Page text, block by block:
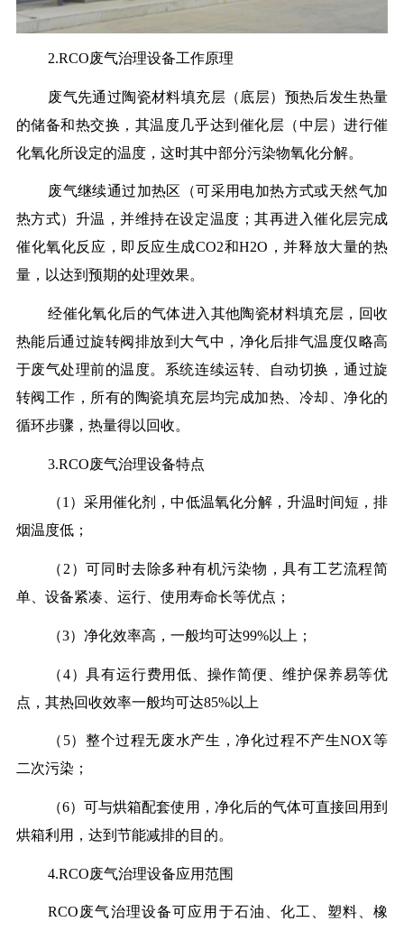
2.RCO废气治理设备工作原理
废气先通过陶瓷材料填充层（底层）预热后发生热量
的储备和热交换，其温度几乎达到催化层（中层）进行催
化氧化所设定的温度，这时其中部分污染物氧化分解。
废气继续通过加热区（可采用电加热方式或天然气加
热方式）升温，并维持在设定温度；其再进入催化层完成
催化氧化反应，即反应生成CO2和H2O，并释放大量的热
量，以达到预期的处理效果。
经催化氧化后的气体进入其他陶瓷材料填充层，回收
热能后通过旋转阀排放到大气中，净化后排气温度仅略高
于废气处理前的温度。系统连续运转、自动切换，通过旋
转阀工作，所有的陶瓷填充层均完成加热、冷却、净化的
循环步骤，热量得以回收。
3.RCO废气治理设备特点
（1）采用催化剂，中低温氧化分解，升温时间短，排
烟温度低；
（2）可同时去除多种有机污染物，具有工艺流程简
单、设备紧凑、运行、使用寿命长等优点；
（3）净化效率高，一般均可达99%以上；
（4）具有运行费用低、操作简便、维护保养易等优
点，其热回收效率一般均可达85%以上
（5）整个过程无废水产生，净化过程不产生NOX等
二次污染；
（6）可与烘箱配套使用，净化后的气体可直接回用到
烘箱利用，达到节能减排的目的。
4.RCO废气治理设备应用范围
RCO废气治理设备可应用于石油、化工、塑料、橡